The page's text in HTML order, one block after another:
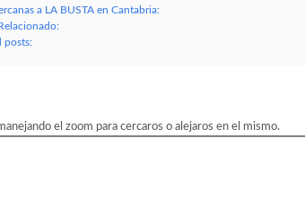
a LA BUSTA en Cantabria:
posts:
el zoom para cercaros o alejaros en el mismo.